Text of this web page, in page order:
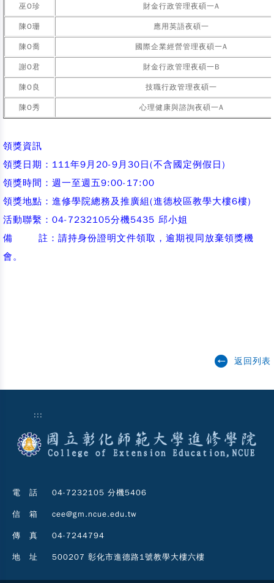
巫O珍 財金行政管理夜碩一A
陳O珊 應用英語夜碩一
陳O喬 國際企業經營管理夜碩一A
謝O君 財金行政管理夜碩一B
陳O良 技職行政管理夜碩一
陳O秀 心理健康與諮詢夜碩一A
領獎資訊
領獎日期：111年9月20-9月30日(不含國定例假日)
領獎時間：週一至週五9:00-17:00
領獎地點：進修學院總務及推廣組(進德校區教學大樓6樓)
活動聯繫：04-7232105分機5435 邱小姐
備 註：請持身份證明文件領取，逾期視同放棄領獎機
會。
返回列表
:::
電 話 04-7232105 分機5406
信 箱 cee@gm.ncue.edu.tw
傳 真 04-7244794
地 址 500207 彰化市進德路1號教學大樓六樓